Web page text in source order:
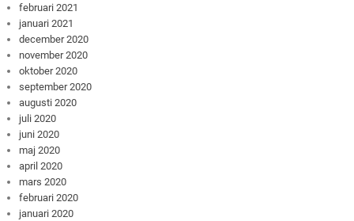
februari 2021
januari 2021
december 2020
november 2020
oktober 2020
september 2020
augusti 2020
juli 2020
juni 2020
maj 2020
april 2020
mars 2020
februari 2020
januari 2020